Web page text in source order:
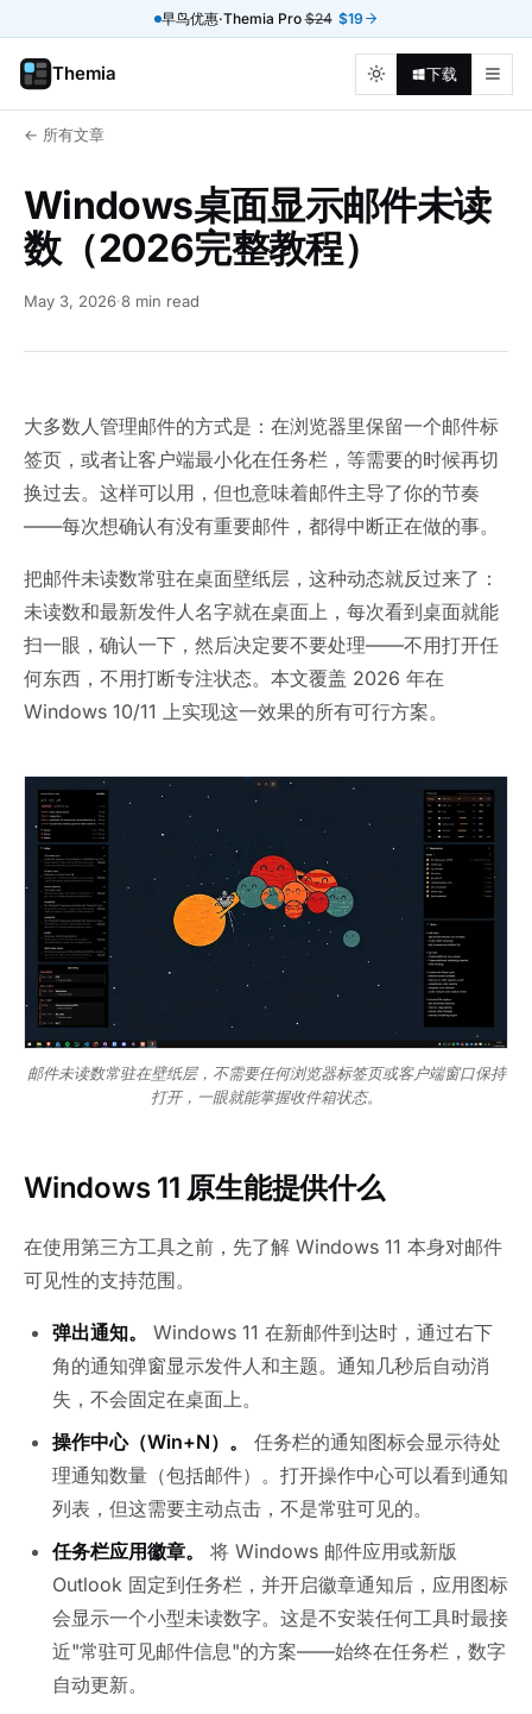
早鸟优惠·Themia Pro$24 $19
Themia 下载
← 所有文章
Windows桌面显示邮件未读
数（2026完整教程）
May 3, 2026·8 min read
大多数人管理邮件的方式是：在浏览器里保留一个邮件标
签页，或者让客户端最小化在任务栏，等需要的时候再切
换过去。这样可以用，但也意味着邮件主导了你的节奏
——每次想确认有没有重要邮件，都得中断正在做的事。
把邮件未读数常驻在桌面壁纸层，这种动态就反过来了：
未读数和最新发件人名字就在桌面上，每次看到桌面就能
扫一眼，确认一下，然后决定要不要处理——不用打开任
何东西，不用打断专注状态。本文覆盖 2026 年在
Windows 10/11 上实现这一效果的所有可行方案。
邮件未读数常驻在壁纸层，不需要任何浏览器标签页或客户端窗口保持
打开，一眼就能掌握收件箱状态。
Windows 11 原生能提供什么
在使用第三方工具之前，先了解 Windows 11 本身对邮件
可见性的支持范围。
弹出通知。
Windows 11 在新邮件到达时，通过右下
角的通知弹窗显示发件人和主题。通知几秒后自动消
失，不会固定在桌面上。
操作中心（Win+N）。
任务栏的通知图标会显示待处
理通知数量（包括邮件）。打开操作中心可以看到通知
列表，但这需要主动点击，不是常驻可见的。
任务栏应用徽章。
将 Windows 邮件应用或新版
Outlook 固定到任务栏，并开启徽章通知后，应用图标
会显示一个小型未读数字。这是不安装任何工具时最接
近"常驻可见邮件信息"的方案——始终在任务栏，数字
自动更新。